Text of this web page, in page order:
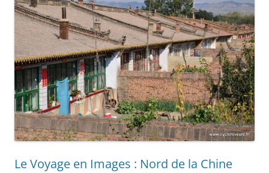
Le Voyage en Images : Nord de la Chine